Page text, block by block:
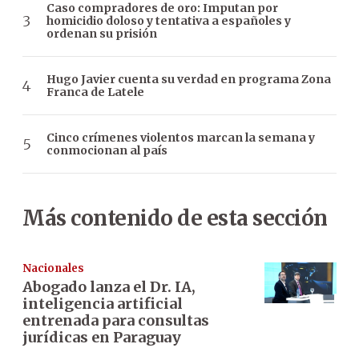
Caso compradores de oro: Imputan por
homicidio doloso y tentativa a españoles y
ordenan su prisión
Hugo Javier cuenta su verdad en programa Zona
Franca de Latele
Cinco crímenes violentos marcan la semana y
conmocionan al país
Más contenido de esta sección
Nacionales
Abogado lanza el Dr. IA,
inteligencia artificial
entrenada para consultas
jurídicas en Paraguay